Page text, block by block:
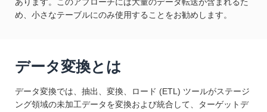
あります。このアプローチには大量のデータ転送が含まれるた
め、小さなテーブルにのみ使用することをお勧めします。
データ変換とは
データ変換では、抽出、変換、ロード (ETL) ツールがステージ
ング領域の未加工データを変換および統合して、ターゲットデ